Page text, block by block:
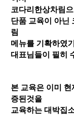
코다리한상차림
단품 교육이 아닌
림
메뉴를 기확하였
대표님들이 필히
본 교육은 이미
증된것을
교육하는 대박집